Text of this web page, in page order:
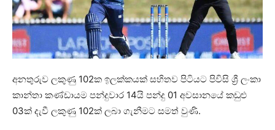
අනතුරුව ලකුණු 102ක ඉලක්කයක් සහිතව පිටියට පිවිසි ශ්‍රී ලංකා
කාන්තා කණ්ඩායම පන්දුවාර 14යි පන්දු 01 අවසානයේ කඩුළු
03ක් දැවී ලකුණු 102ක් ලබා ගැනීමට සමත් වුණි.